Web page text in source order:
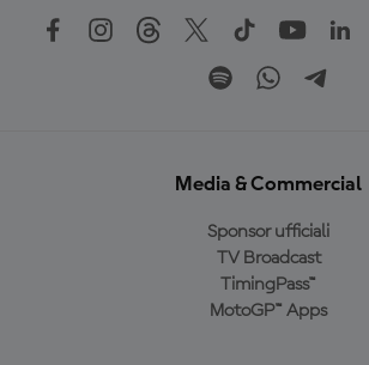
Media & Commercial
Sponsor ufficiali
TV Broadcast
TimingPass™
MotoGP™ Apps